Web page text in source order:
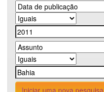
Iniciar uma nova pesquisa